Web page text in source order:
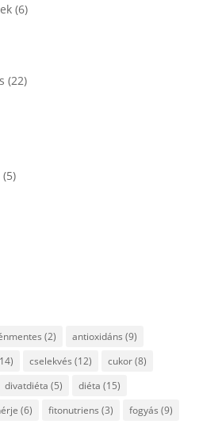
(6)
(22)
(5)
(2) antioxidáns (9)
cselekvés (12) cukor(8)
divatdiéta (5) diéta (15)
(6) fitonutriens (3) fogyás (9)